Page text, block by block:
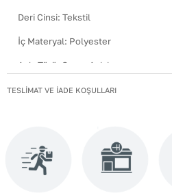
Deri Cinsi: Tekstil
İç Materyal: Polyester
Askı Türü Omuz Askılı
Astar/astar Bilgisi: POLYESTER
Desen:Taşlı
TESLİMAT VE İADE KOŞULLARI